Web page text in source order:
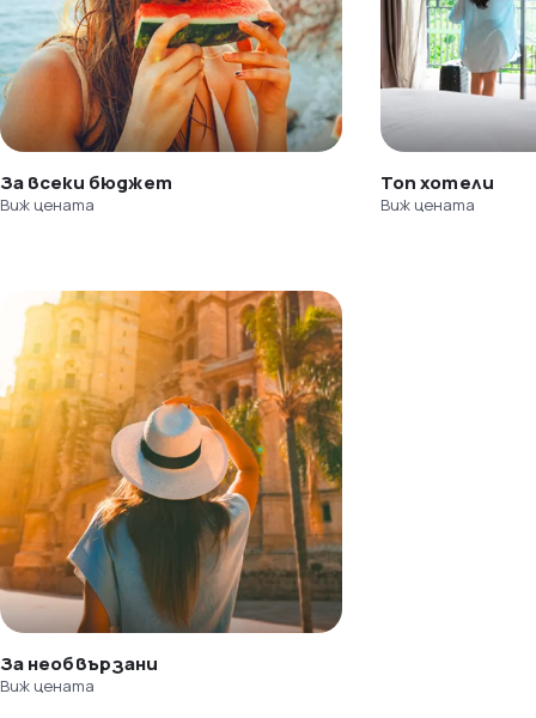
За всеки бюджет
Виж цената
Топ хотели
Виж цената
За необвързани
Виж цената